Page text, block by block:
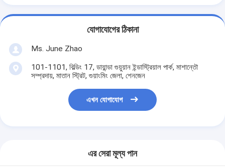
যোগাযোগের ঠিকানা
Ms. June Zhao
101-1101, বিল্ডিং 17, ডায়ান্ডা গুয়ুয়ান ইন্ডাস্ট্রিয়াল পার্ক, মাশান্তৌ
সম্প্রদায়, মাতান স্ট্রিট, গুয়াংমিং জেলা, শেনজেন
এখন যোগাযোগ
এর সেরা মূল্য পান